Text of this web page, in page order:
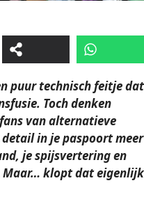
puur technisch feitje dat
Toch denken
van alternatieve
in je paspoort meer
je spijsvertering en
Maar… klopt dat eigenlijk